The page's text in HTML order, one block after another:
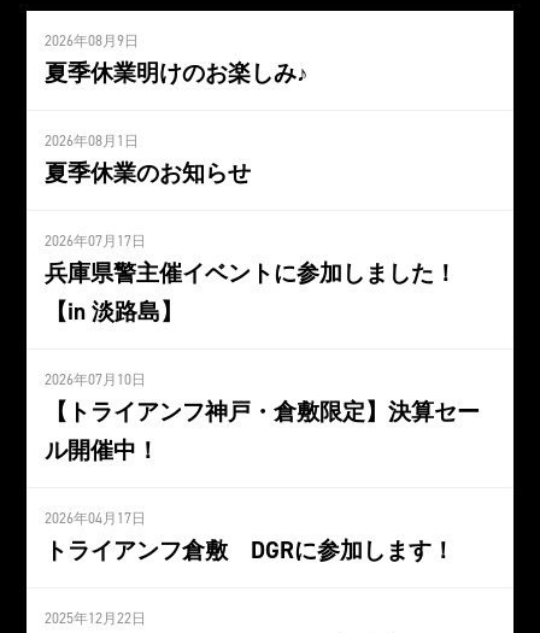
2026年08月9日
夏季休業明けのお楽しみ♪
2026年08月1日
夏季休業のお知らせ
2026年07月17日
兵庫県警主催イベントに参加しました！
【in 淡路島】
2026年07月10日
【トライアンフ神戸・倉敷限定】決算セー
ル開催中！
2026年04月17日
トライアンフ倉敷 DGRに参加します！
2025年12月22日